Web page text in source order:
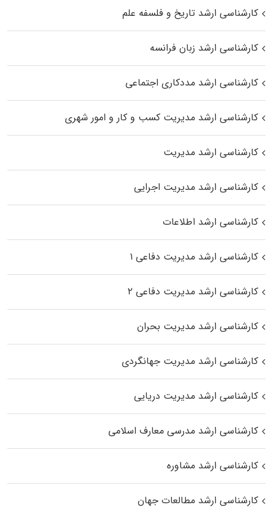
کارشناسی ارشد تاریخ و فلسفه علم
کارشناسی ارشد زبان فرانسه
کارشناسی ارشد مددکاری اجتماعی
کارشناسی ارشد مدیریت کسب و کار و امور شهری
کارشناسی ارشد مدیریت
کارشناسی ارشد مدیریت اجرایی
کارشناسی ارشد اطلاعات
کارشناسی ارشد مدیریت دفاعی ۱
کارشناسی ارشد مدیریت دفاعی ۲
کارشناسی ارشد مدیریت بحران
کارشناسی ارشد مدیریت جهانگردی
کارشناسی ارشد مدیریت دریایی
کارشناسی ارشد مدرسی معارف اسلامی
کارشناسی ارشد مشاوره
کارشناسی ارشد مطالعات جهان